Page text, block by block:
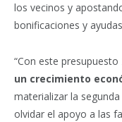
los vecinos y
bonificaciones y
“Con este
un crecimiento
materializar la
olvidar el apoyo a las